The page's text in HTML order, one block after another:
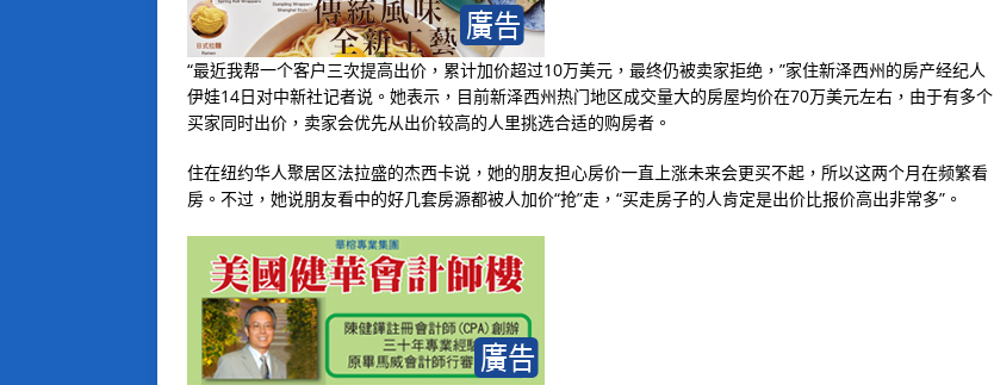
“最近我帮一个客户三次提高出价，累计加价超过10万美元，最终仍被卖家拒绝，”家住新泽西州的房产经纪人
伊娃14日对中新社记者说。她表示，目前新泽西州热门地区成交量大的房屋均价在70万美元左右，由于有多个
买家同时出价，卖家会优先从出价较高的人里挑选合适的购房者。
住在纽约华人聚居区法拉盛的杰西卡说，她的朋友担心房价一直上涨未来会更买不起，所以这两个月在频繁看
房。不过，她说朋友看中的好几套房源都被人加价“抢”走，“买走房子的人肯定是出价比报价高出非常多”。